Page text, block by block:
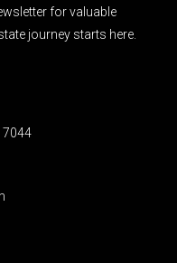
for valuable
journey starts here.